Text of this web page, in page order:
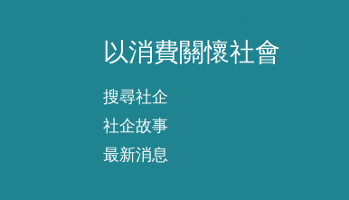
以消費關懷社會
搜尋社企
社企故事
最新消息